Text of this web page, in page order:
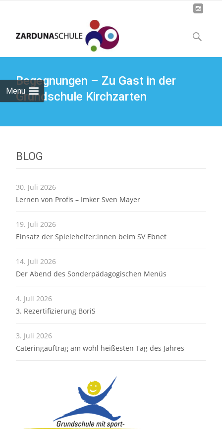
Menu
to
content
Suchen
nach:
Begegnungen – Zu Gast in der
Grundschule Kirchzarten
BLOG
30. Juli 2026
Lernen von Profis – Imker Sven Mayer
19. Juli 2026
Einsatz der Spielehelfer:innen beim SV Ebnet
14. Juli 2026
Der Abend des Sonderpädagogischen Menüs
4. Juli 2026
3. Rezertifizierung BoriS
3. Juli 2026
Cateringauftrag am wohl heißesten Tag des Jahres